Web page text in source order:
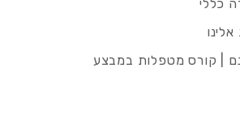
כללי
| קורס מטפלות במבצע